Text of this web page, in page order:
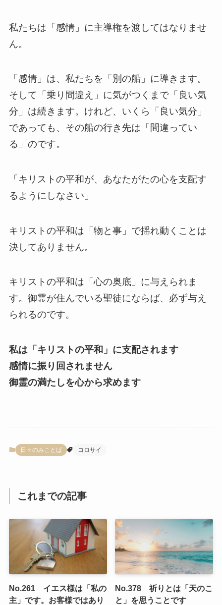
私たちは「感情」に主導権を渡してはなりませ
ん。
「感情」は、私たちを「別の船」に導きます。
そして「乗り間違え」に気がつくまで「良い気
分」は続きます。けれど、いくら「良い気分」
であっても、その船の行き先は「間違ってい
る」のです。
「キリストの平和が、あなたがたの心を支配す
るようにしなさい」
キリストの平和は「物と事」で揺れ動くことは
決してありません。
キリストの平和は「心の奥底」に与えられま
す。御霊が住んでいる聖徒にならば、必ず与え
られるのです。
私は「キリストの平和」に支配されます
感情に振り回されません
御霊の満たしを心から求めます
日々のみことば コロサイ
これまでの記事
No.261 イエス様は「私の
主」です。お客様ではあり
No.378 祈りとは「天のこ
と」を思うことです